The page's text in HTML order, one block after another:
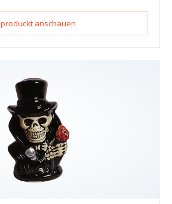
produckt anschauen